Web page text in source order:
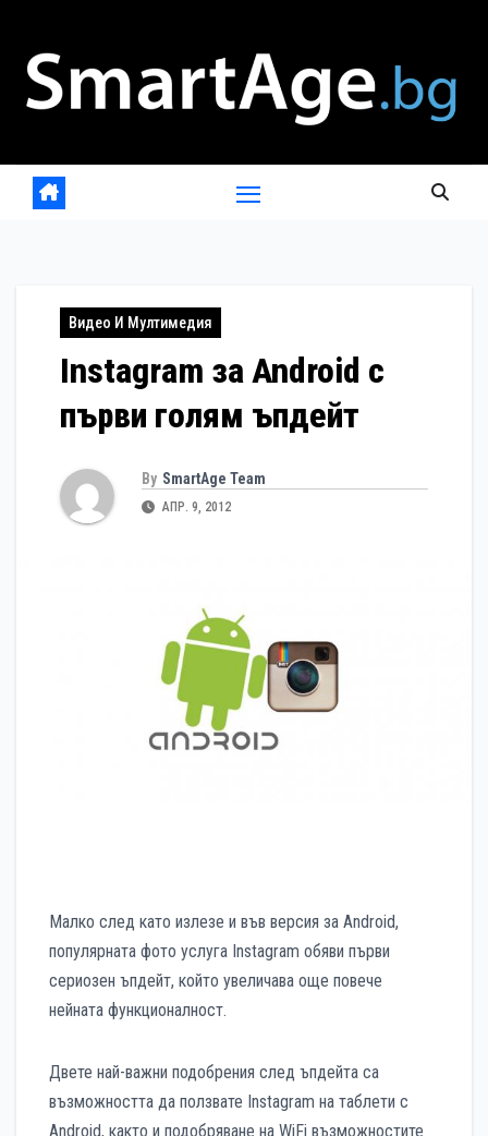
content
Видео И Мултимедия
Instagram за Android с
първи голям ъпдейт
By SmartAge Team
АПР. 9, 2012
Малко след като излезе и във версия за Android,
популярната фото услуга Instagram обяви първи
сериозен ъпдейт, който увеличава още повече
нейната функционалност.
Двете най-важни подобрения след ъпдейта са
възможността да ползвате Instagram на таблети с
Android, както и подобряване на WiFi възможностите